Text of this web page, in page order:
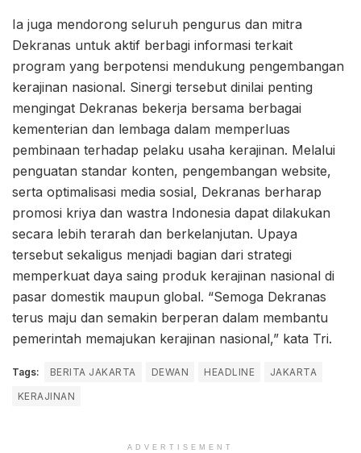
Ia juga mendorong seluruh pengurus dan mitra
Dekranas untuk aktif berbagi informasi terkait
program yang berpotensi mendukung pengembangan
kerajinan nasional. Sinergi tersebut dinilai penting
mengingat Dekranas bekerja bersama berbagai
kementerian dan lembaga dalam memperluas
pembinaan terhadap pelaku usaha kerajinan. Melalui
penguatan standar konten, pengembangan website,
serta optimalisasi media sosial, Dekranas berharap
promosi kriya dan wastra Indonesia dapat dilakukan
secara lebih terarah dan berkelanjutan. Upaya
tersebut sekaligus menjadi bagian dari strategi
memperkuat daya saing produk kerajinan nasional di
pasar domestik maupun global. “Semoga Dekranas
terus maju dan semakin berperan dalam membantu
pemerintah memajukan kerajinan nasional,” kata Tri.
Tags: BERITA JAKARTA DEWAN HEADLINE
JAKARTA
KERAJINAN
ADVERTISEMENT